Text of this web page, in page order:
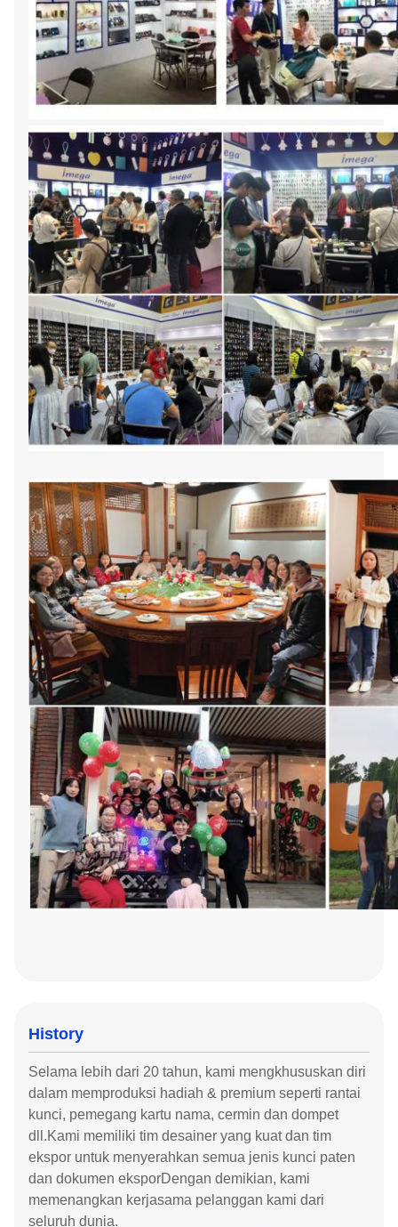
History
Selama lebih dari 20 tahun, kami mengkhususkan diri
dalam memproduksi hadiah & premium seperti rantai
kunci, pemegang kartu nama, cermin dan dompet
dll.Kami memiliki tim desainer yang kuat dan tim
ekspor untuk menyerahkan semua jenis kunci paten
dan dokumen eksporDengan demikian, kami
memenangkan kerjasama pelanggan kami dari
seluruh dunia.